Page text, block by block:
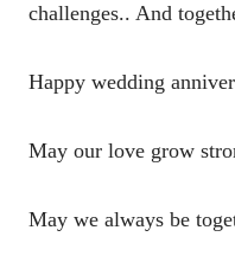
challenges.. And
Happy wedding
May our love grow
May we always be